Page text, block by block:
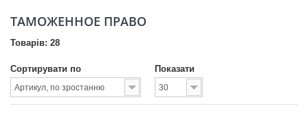
ТАМОЖЕННОЕ ПРАВО
Товарів: 28
Сортирувати по Показати